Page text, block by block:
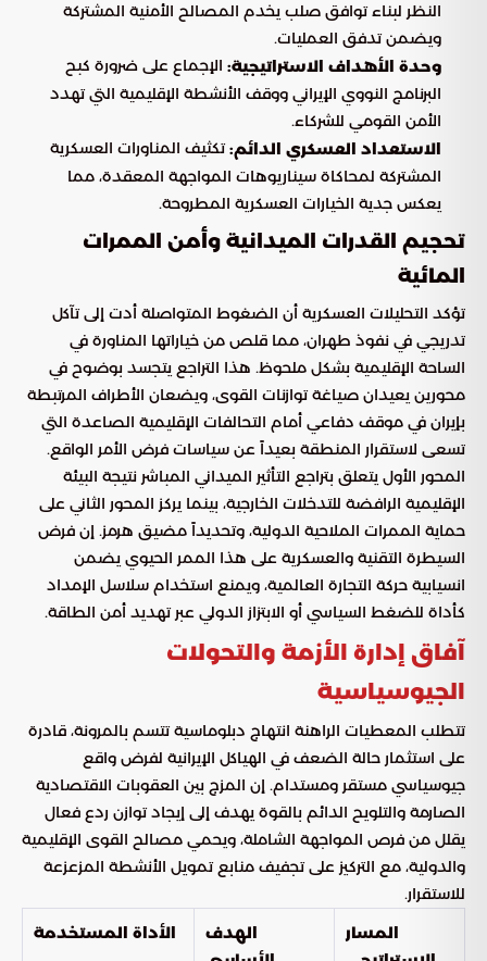
النظر لبناء توافق صلب يخدم المصالح الأمنية المشتركة
ويضمن تدفق العمليات.
وحدة الأهداف الاستراتيجية: الإجماع على ضرورة كبح
البرنامج النووي الإيراني ووقف الأنشطة الإقليمية التي تهدد
الأمن القومي للشركاء.
الاستعداد العسكري الدائم:تكثيف المناورات العسكرية
المشتركة لمحاكاة سيناريوهات المواجهة المعقدة، مما
يعكس جدية الخيارات العسكرية المطروحة.
تحجيم القدرات الميدانية وأمن الممرات
المائية
تؤكد التحليلات العسكرية أن الضغوط المتواصلة أدت إلى تآكل
تدريجي في نفوذ طهران، مما قلص من خياراتها المناورة في
الساحة الإقليمية بشكل ملحوظ. هذا التراجع يتجسد بوضوح في
محورين يعيدان صياغة توازنات القوى، ويضعان الأطراف المرتبطة
بإيران في موقف دفاعي أمام التحالفات الإقليمية الصاعدة التي
تسعى لاستقرار المنطقة بعيداً عن سياسات فرض الأمر الواقع.
المحور الأول يتعلق بتراجع التأثير الميداني المباشر نتيجة البيئة
الإقليمية الرافضة للتدخلات الخارجية، بينما يركز المحور الثاني على
حماية الممرات الملاحية الدولية، وتحديداً مضيق هرمز. إن فرض
السيطرة التقنية والعسكرية على هذا الممر الحيوي يضمن
انسيابية حركة التجارة العالمية، ويمنع استخدام سلاسل الإمداد
كأداة للضغط السياسي أو الابتزاز الدولي عبر تهديد أمن الطاقة.
آفاق إدارة الأزمة والتحولات
الجيوسياسية
تتطلب المعطيات الراهنة انتهاج دبلوماسية تتسم بالمرونة، قادرة
على استثمار حالة الضعف في الهياكل الإيرانية لفرض واقع
جيوسياسي مستقر ومستدام. إن المزج بين العقوبات الاقتصادية
الصارمة والتلويح الدائم بالقوة يهدف إلى إيجاد توازن ردع فعال
يقلل من فرص المواجهة الشاملة، ويحمي مصالح القوى الإقليمية
والدولية، مع التركيز على تجفيف منابع تمويل الأنشطة المزعزعة
للاستقرار.
المسار
الهدف
الأداة المستخدمة